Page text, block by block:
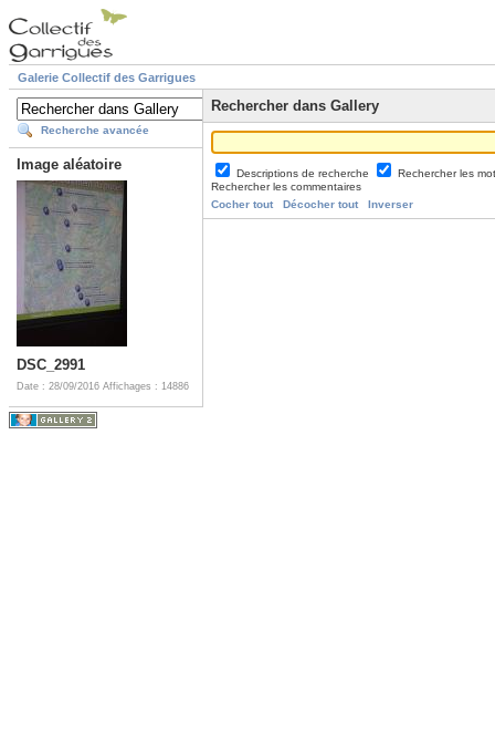
Galerie Collectif des Garrigues
Recherche avancée
Image aléatoire
DSC_2991
Date : 28/09/2016 Affichages : 14886
Rechercher dans Gallery
Descriptions de recherche
Rechercher les
Rechercher les commentaires
Cocher tout
Décocher tout Inverser